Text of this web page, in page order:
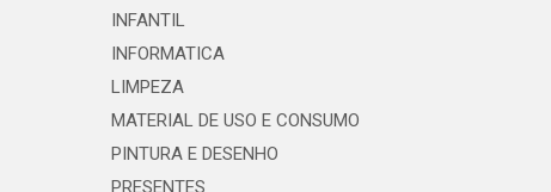
INFANTIL
INFORMATICA
LIMPEZA
MATERIAL DE USO E CONSUMO
PINTURA E DESENHO
PRESENTES